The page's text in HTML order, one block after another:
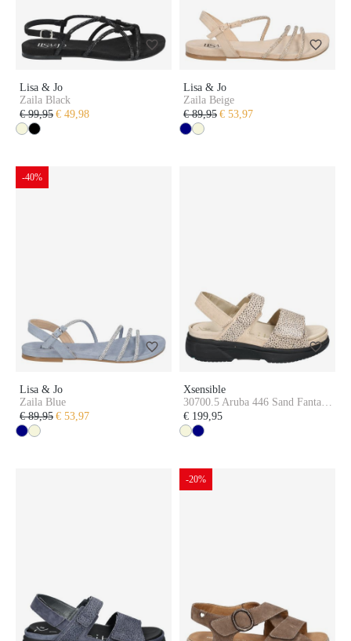
Lisa & Jo
Zaila Black
€ 99,95 € 49,98
Lisa & Jo
Zaila Beige
€ 89,95 € 53,97
-40%
Lisa & Jo
Zaila Blue
€ 89,95 € 53,97
Xsensible
30700.5 Aruba 446 Sand Fantasy
GH-Wijdte
€ 199,95
-20%